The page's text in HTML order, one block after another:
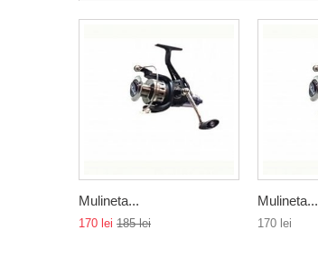
Mulineta...
170 lei 185 lei
Mulineta...
170 lei